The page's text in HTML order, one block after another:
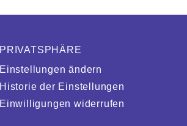
PRIVATSPHÄRE
Einstellungen ändern
Historie der Einstellungen
Einwilligungen widerrufen